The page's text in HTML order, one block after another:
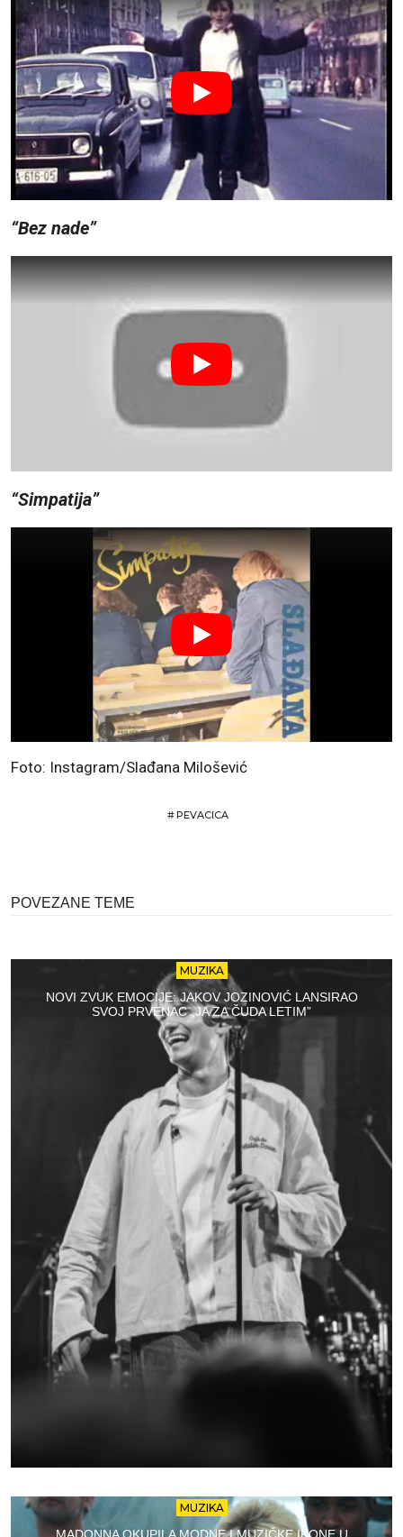
“Bez nade”
“Simpatija”
Foto: Instagram/Slađana Milošević
#PEVACICA
POVEZANE TEME
MUZIKA
NOVI ZVUK EMOCIJE: JAKOV JOZINOVIĆ LANSIRAO
SVOJ PRVENAC „JA ZA ČUDA LETIM”
MUZIKA